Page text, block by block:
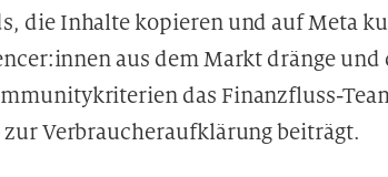
die Inhalte kopieren und auf Meta
aus dem Markt dränge und
das Finanzfluss-
Verbraucheraufklärung beiträgt.